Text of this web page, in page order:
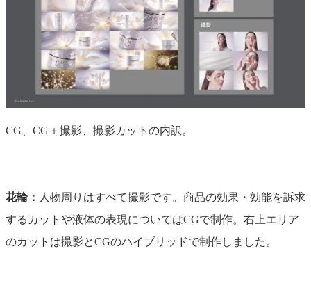
CG、CG＋撮影、撮影カットの内訳。
花輪： 人物周りはすべて撮影です。商品の効果・効能を訴求
するカットや液体の表現についてはCGで制作。右上エリア
のカットは撮影とCGのハイブリッドで制作しました。